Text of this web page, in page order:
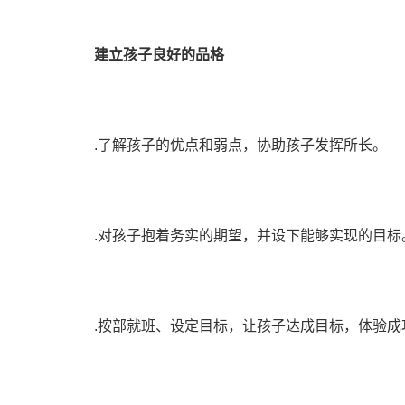
建立孩子良好的品格
.了解孩子的优点和弱点，协助孩子发挥所长。
.对孩子抱着务实的期望，并设下能够实现的目标
.按部就班、设定目标，让孩子达成目标，体验成